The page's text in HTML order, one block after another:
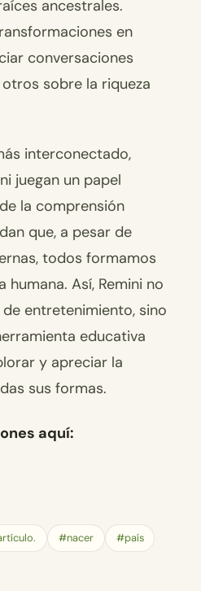
ancestrales.
en
conversaciones
sobre la riqueza
interconectado,
juegan un papel
la comprensión
que, a pesar de
todos formamos
Así, Remini no
entretenimiento, sino
educativa
y apreciar la
sus formas.
aquí:
#nacer #país